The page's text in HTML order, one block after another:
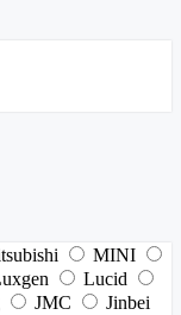
MINI
Lucid
JMC
Jinbei